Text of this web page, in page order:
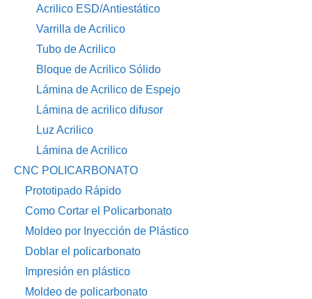
Acrilico ESD/Antiestático
Varrilla de Acrilico
Tubo de Acrilico
Bloque de Acrilico Sólido
Lámina de Acrilico de Espejo
Lámina de acrilico difusor
Luz Acrilico
Lámina de Acrilico
CNC POLICARBONATO
Prototipado Rápido
Como Cortar el Policarbonato
Moldeo por Inyección de Plástico
Doblar el policarbonato
Impresión en plástico
Moldeo de policarbonato